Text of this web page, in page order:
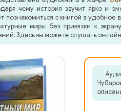
чему история звучит ярко и
познакомиться с книгой в
миры без привязки к
Здесь вы можете слушать